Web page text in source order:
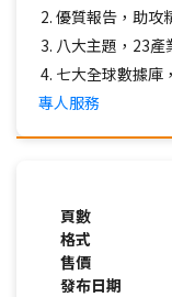
優質報告，助攻
八大主題，23產
七大全球數據庫
專人服務
頁數
格式
售價
發布日期